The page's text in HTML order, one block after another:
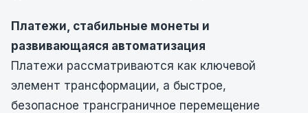
Платежи, стабильные монеты и
развивающаяся автоматизация
Платежи рассматриваются как ключевой
элемент трансформации, а быстрое,
безопасное трансграничное перемещение